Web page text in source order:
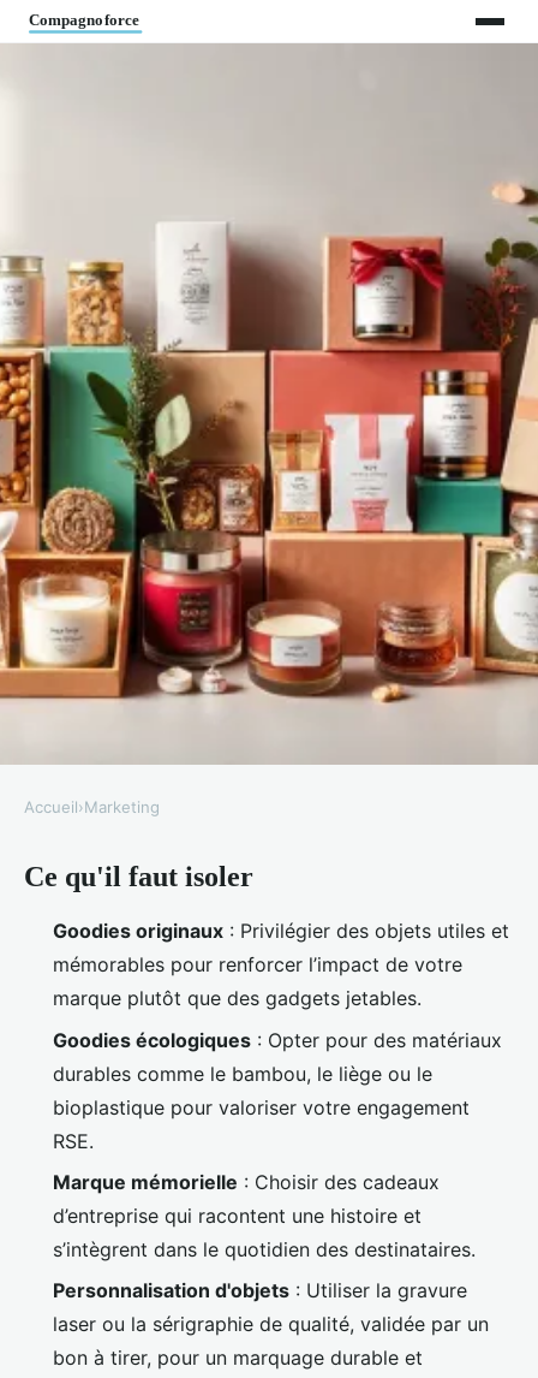
Top 10 idées de goodies
originaux pour booster votre
marque
02/06/2026 11:21 10 min de lecture
Accueil›Marketing
Ce qu'il faut isoler
Goodies originaux : Privilégier des objets utiles et
mémorables pour renforcer l’impact de votre
marque plutôt que des gadgets jetables.
Goodies écologiques : Opter pour des matériaux
durables comme le bambou, le liège ou le
bioplastique pour valoriser votre engagement
RSE.
Marque mémorielle : Choisir des cadeaux
d’entreprise qui racontent une histoire et
s’intègrent dans le quotidien des destinataires.
Personnalisation d'objets : Utiliser la gravure
laser ou la sérigraphie de qualité, validée par un
bon à tirer, pour un marquage durable et